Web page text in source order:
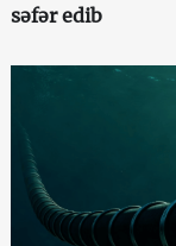
səfər edib